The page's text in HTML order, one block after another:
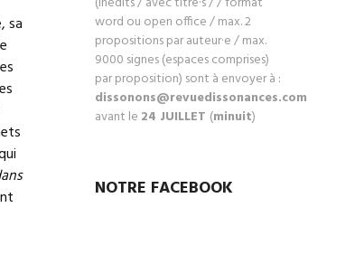
sa
word ou open office / max. 2
propositions par auteur·e / max.
9000 signes (espaces comprises)
par proposition) sont à envoyer à :
dissonons@revuedissonances.com
avant le 24 JUILLET (minuit)
NOTRE FACEBOOK